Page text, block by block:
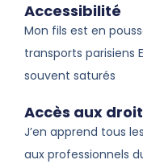
Accessibilité
Mon fils est en
transports parisiens
souvent saturés
Accès aux
J’en apprend tous
aux professionnels